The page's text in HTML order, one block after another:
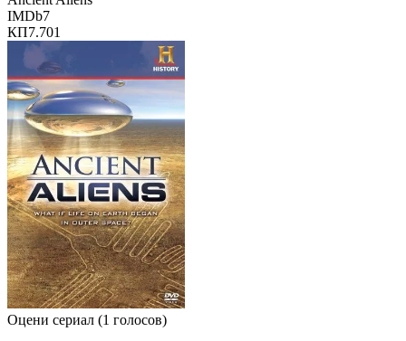
IMDb7
КП7.701
Оцени сериал (1 голосов)